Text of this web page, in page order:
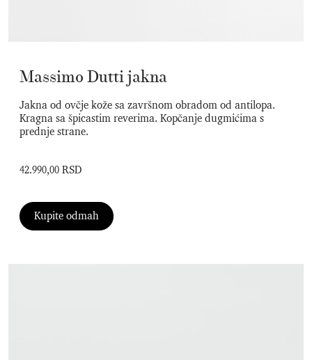
Massimo Dutti jakna
Jakna od ovčje kože sa završnom obradom od antilopa.
Kragna sa špicastim reverima. Kopčanje dugmićima s
prednje strane.
42.990,00 RSD
Kupite odmah